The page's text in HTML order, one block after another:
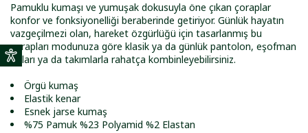
Pamuklu kumaşı ve yumuşak dokusuyla öne çıkan çoraplar
konfor ve fonksiyonelliği beraberinde getiriyor. Günlük hayatın
vazgeçilmezi olan, hareket özgürlüğü için tasarlanmış bu
çorapları modunuza göre klasik ya da günlük pantolon, eşofman
altları ya da takımlarla rahatça kombinleyebilirsiniz.
Örgü kumaş
Elastik kenar
Esnek jarse kumaş
%75 Pamuk %23 Polyamid %2 Elastan